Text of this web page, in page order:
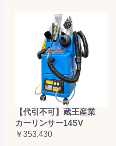
【代引不可】蔵王産業
カーリンサー14SV
￥353,430